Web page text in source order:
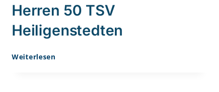
Herren 50 TSV
Heiligenstedten
Weiterlesen